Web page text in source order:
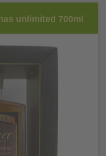
unlimited 700ml